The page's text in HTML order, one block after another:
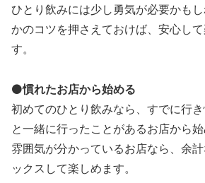
ひとり飲みには少し勇気が必要かも
かのコツを押さえておけば、安心し
す。
⚫️慣れたお店から始める
初めてのひとり飲みなら、すでに行
と一緒に行ったことがあるお店から始
雰囲気が分かっているお店なら、余
ックスして楽しめます。